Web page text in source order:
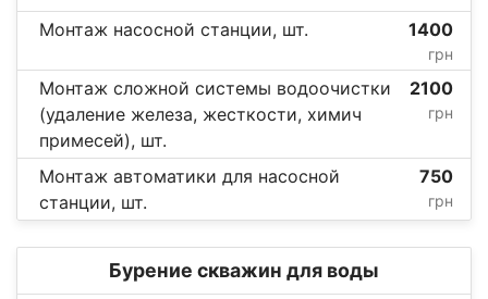
Монтаж насосной станции, шт. 1400
грн
Монтаж сложной системы водоочистки
(удаление железа, жесткости, химич
примесей), шт.
2100
грн
Монтаж автоматики для насосной
станции, шт.
750
грн
Бурение скважин для воды